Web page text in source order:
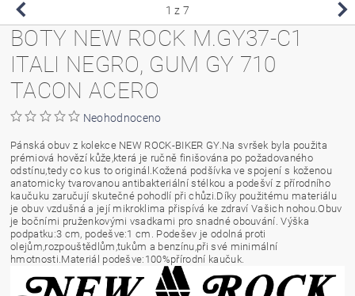
1 z 7
BOTY NEW ROCK M.GY37-C1
ITALI NEGRO, GUM GY 710
TACON ACERO
Neohodnoceno
Pánská obuv z kolekce NEW ROCK-BIKER GY.Na svršek byla použita
prémiová hovězí kůže,která je ručně finišována po požadovaného
odstínu,tedy co kus to originál.Kožená podšívka ve spojení s koženou
anatomicky tvarovanou antibakteriální stélkou a podešví z přírodního
kaučuku zaručují skutečné pohodlí při chůzi.Díky použitému materiálu
je obuv vzdušná a její mikroklima přispívá ke zdraví Vašich nohou.Obuv
je bočními pruženkovými vsadkami pro snadné obouvání. Výška
podpatku:3 cm, podešve:1 cm. Podešev je odolná proti
olejům,rozpouštědlům,tukům a benzínu,při své minimální
hmotnosti.Materiál podešve:100%přírodní kaučuk.